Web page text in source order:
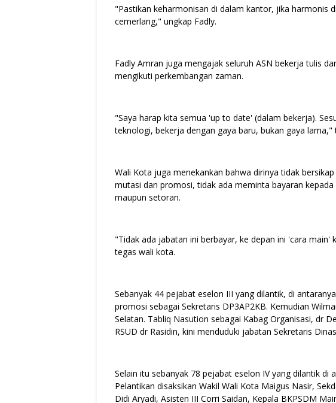
"Pastikan keharmonisan di dalam kantor, jika harmonis
cemerlang," ungkap Fadly.
Fadly Amran juga mengajak seluruh ASN bekerja tulis
mengikuti perkembangan zaman.
"Saya harap kita semua 'up to date' (dalam bekerja).
teknologi, bekerja dengan gaya baru, bukan gaya lama,"
Wali Kota juga menekankan bahwa dirinya tidak
mutasi dan promosi, tidak ada meminta bayaran
maupun setoran.
"Tidak ada jabatan ini berbayar, ke depan ini 'cara main'
tegas wali kota.
Sebanyak 44 pejabat eselon III yang dilantik, di
promosi sebagai Sekretaris DP3AP2KB. Kemudian
Selatan. Tabliq Nasution sebagai Kabag Organisasi, dr
RSUD dr Rasidin, kini menduduki jabatan Sekretaris
Selain itu sebanyak 78 pejabat eselon IV yang dilantik di
Pelantikan disaksikan Wakil Wali Kota Maigus Nasir,
Didi Aryadi, Asisten III Corri Saidan, Kepala BKPSDM